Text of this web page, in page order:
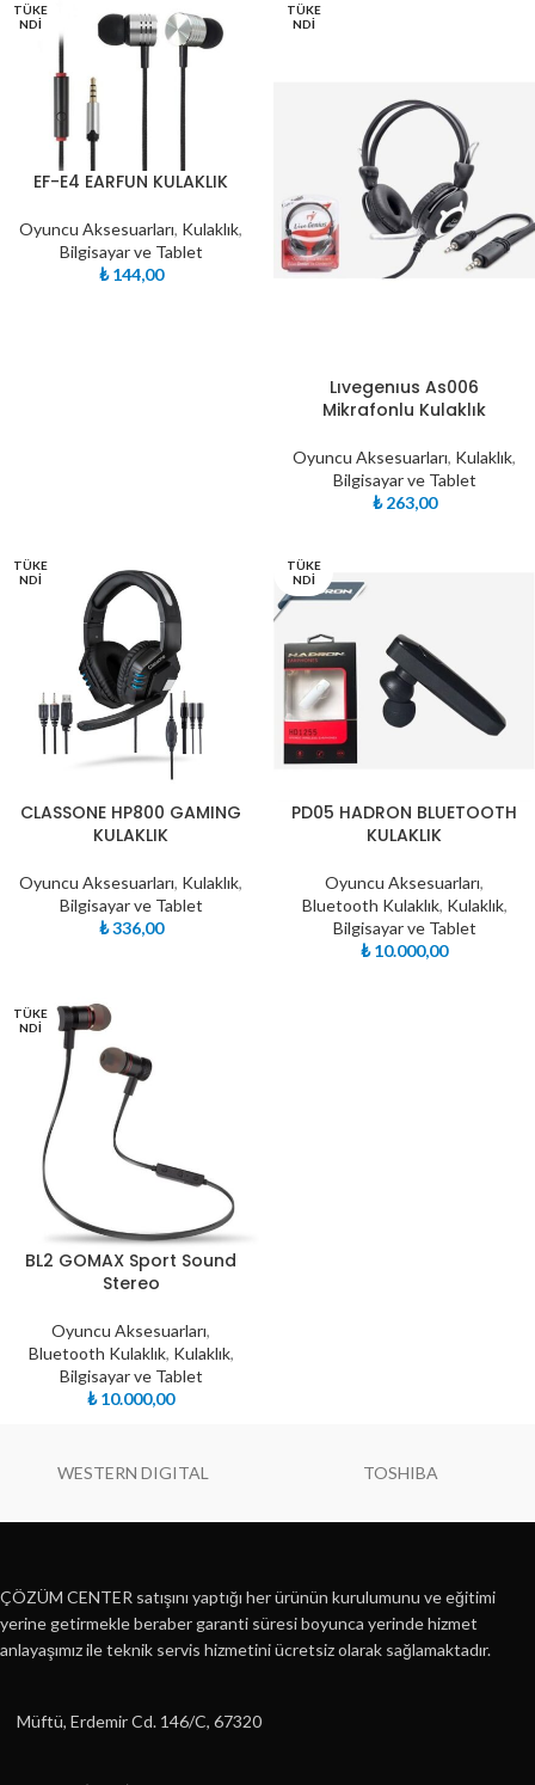
TÜKE
NDI
EF-E4 EARFUN KULAKLIK
Oyuncu Aksesuarları, Kulaklık,
Bilgisayar ve Tablet
₺144,00
TÜKE
NDI
Lıvegenıus As006
Mikrafonlu Kulaklık
Oyuncu Aksesuarları, Kulaklık,
Bilgisayar ve Tablet
₺263,00
TÜKE
NDI
CLASSONE HP800 GAMING
KULAKLIK
Oyuncu Aksesuarları, Kulaklık,
Bilgisayar ve Tablet
₺336,00
TÜKE
NDI
PD05 HADRON BLUETOOTH
KULAKLIK
Oyuncu Aksesuarları,
Bluetooth Kulaklık, Kulaklık,
Bilgisayar ve Tablet
₺10.000,00
TÜKE
NDI
BL2 GOMAX Sport Sound
Stereo
Oyuncu Aksesuarları,
Bluetooth Kulaklık, Kulaklık,
Bilgisayar ve Tablet
₺10.000,00
WESTERN DIGITAL TOSHIBA
ÇÖZÜM CENTER satışını yaptığı her ürünün kurulumunu ve eğitimi
yerine getirmekle beraber garanti süresi boyunca yerinde hizmet
anlayaşımız ile teknik servis hizmetini ücretsiz olarak sağlamaktadır.
Müftü, Erdemir Cd. 146/C, 67320